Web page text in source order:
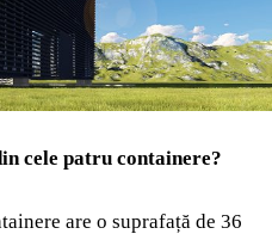
cele patru containere?
are o suprafață de 36